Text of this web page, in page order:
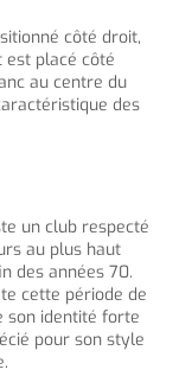
côté droit,
est placé côté
au centre du
des
un club respecté
au plus haut
des années 70.
cette période de
son identité forte
pour son style